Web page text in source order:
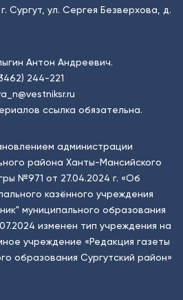
Сургут, ул. Сергея Безверхова, д.
Антон Андреевич.
244-221
ссылка обязательна.
администрации
района Ханты-Мансийского
№971 от 27.04.2024 г. «Об
казённого учреждения
муниципального образования
изменен тип учреждения на
учреждение «Редакция газеты
образования Сургутский район»